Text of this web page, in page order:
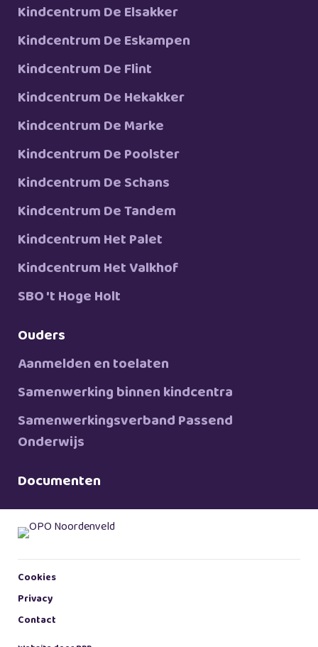
Kindcentrum De Elsakker
Kindcentrum De Eskampen
Kindcentrum De Flint
Kindcentrum De Hekakker
Kindcentrum De Marke
Kindcentrum De Poolster
Kindcentrum De Schans
Kindcentrum De Tandem
Kindcentrum Het Palet
Kindcentrum Het Valkhof
SBO 't Hoge Holt
Ouders
Aanmelden en toelaten
Samenwerking binnen kindcentra
Samenwerkingsverband Passend
Onderwijs
Documenten
Cookies
Privacy
Contact